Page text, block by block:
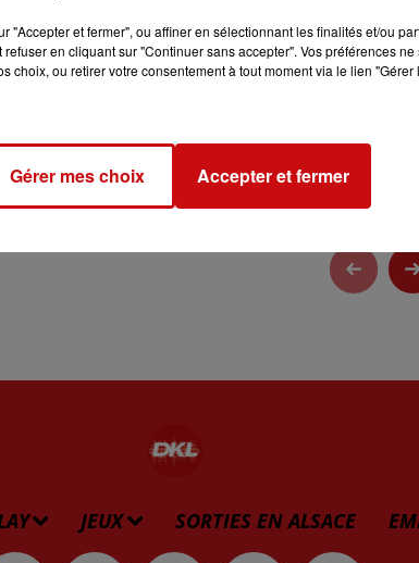
JEUX SORTIES EN ALSACE
"Accepter et fermer", ou affiner en sélectionnant les finalités et/ou
en cliquant sur "Continuer sans accepter". Vos préférences
choix, ou retirer votre consentement à tout moment via le lien
Gérer mes choix Accepter et fermer